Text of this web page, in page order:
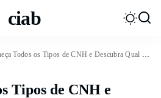
ciab
Todos os Tipos de CNH e Descubra Qual é a Ideal para Você
Tipos de CNH e